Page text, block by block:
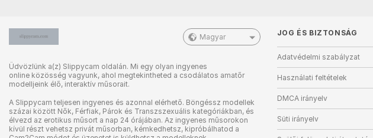
Magyar
Üdvözlünk a(z) Slippycam oldalán. Mi egy olyan ingyenes
online közösség vagyunk, ahol megtekintheted a csodálatos amatőr
modelljeink élő, interaktív műsorait.
A Slippycam teljesen ingyenes és azonnal elérhető. Böngéssz modellek
százai között Nők, Férfiak, Párok és Transzszexuális kategóriákban, és
élvezd az erotikus műsort a nap 24 órájában. Az ingyenes műsorokon
kívül részt vehetsz privát műsorban, kémkedhetsz, kipróbálhatod a
JOG ÉS BIZTONSÁG
Adatvédelmi szabályzat
Használati feltételek
DMCA irányelv
Süti irányelv